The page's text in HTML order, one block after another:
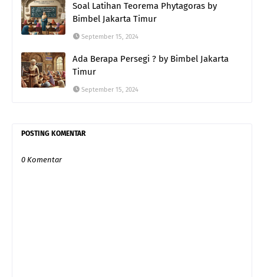
Soal Latihan Teorema Phytagoras by
Bimbel Jakarta Timur
September 15, 2024
Ada Berapa Persegi ? by Bimbel Jakarta
Timur
September 15, 2024
POSTING KOMENTAR
0 Komentar